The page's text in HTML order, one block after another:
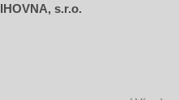
s.r.o.